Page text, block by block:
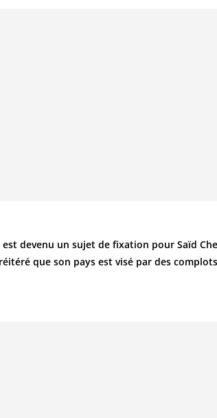
devenu un sujet de fixation pour Saïd
que son pays est visé par des